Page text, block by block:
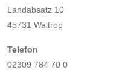
Landabsatz 10
45731 Waltrop
Telefon
02309 784 70 0